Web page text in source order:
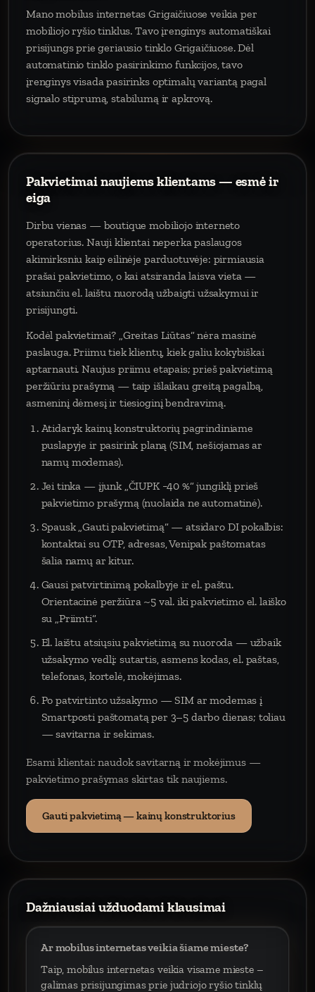
Mano mobilus internetas Grigaičiuose veikia per
mobiliojo ryšio tinklus. Tavo įrenginys automatiškai
prisijungs prie geriausio tinklo Grigaičiuose. Dėl
automatinio tinklo pasirinkimo funkcijos, tavo
įrenginys visada pasirinks optimalų variantą pagal
signalo stiprumą, stabilumą ir apkrovą.
Pakvietimai naujiems klientams — esmė ir
eiga
Dirbu vienas — boutique mobiliojo interneto
operatorius. Nauji klientai neperka paslaugos
akimirksniu kaip eilinėje parduotuvėje: pirmiausia
prašai pakvietimo, o kai atsiranda laisva vieta —
atsiunčiu el. laištu nuorodą užbaigti užsakymui ir
prisijungti.
Kodėl pakvietimai? „Greitas Liūtas“ nėra masinė
paslauga. Priimu tiek klientų, kiek galiu kokybiškai
aptarnauti. Naujus priimu etapais; prieš pakvietimą
peržiūriu prašymą — taip išlaikau greitą pagalbą,
asmeninį dėmesį ir tiesioginį bendravimą.
Atidaryk kainų konstruktorių pagrindiniame
puslapyje ir pasirink planą (SIM, nešiojamas ar
namų modemas).
Jei tinka — įjunk „ČIUPK −40 %“ jungiklį prieš
pakvietimo prašymą (nuolaida ne automatinė).
Spausk „Gauti pakvietimą“ — atsidaro DI pokalbis:
kontaktai su OTP, adresas, Venipak paštomatas
šalia namų ar kitur.
Gausi patvirtinimą pokalbyje ir el. paštu.
Orientacinė peržiūra ~5 val. iki pakvietimo el. laiško
su „Priimti“.
El. laištu atsiųsiu pakvietimą su nuoroda — užbaik
užsakymo vedlį: sutartis, asmens kodas, el. paštas,
telefonas, kortelė, mokėjimas.
Po patvirtinto užsakymo — SIM ar modemas į
Smartposti paštomatą per 3–5 darbo dienas; toliau
— savitarna ir sekimas.
Esami klientai: naudok savitarną ir mokėjimus —
pakvietimo prašymas skirtas tik naujiems.
Gauti pakvietimą — kainų konstruktorius
Dažniausiai užduodami klausimai
Ar mobilus internetas veikia šiame mieste?
Taip, mobilus internetas veikia visame mieste –
galimas prisijungimas prie judriojo ryšio tinklų